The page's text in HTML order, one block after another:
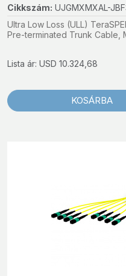
Cikkszám: UJGMXMXAL-
Ultra Low Loss (ULL)
Pre-terminated Trunk Cable,
Lista ár: USD 10.324,68
KOSÁRBA